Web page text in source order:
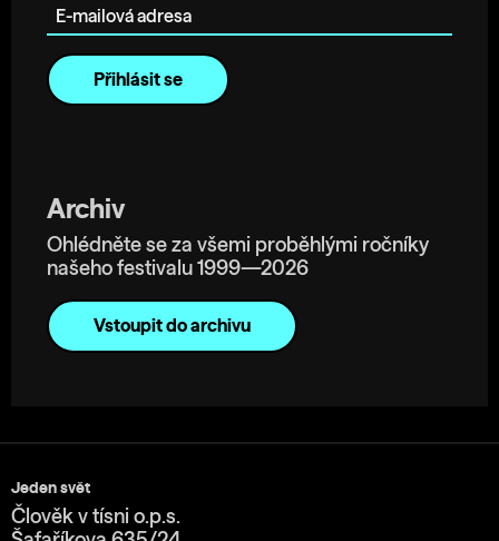
Archiv
Ohlédněte se za všemi proběhlými ročníky
našeho festivalu 1999—2026
Vstoupit do archivu
Jeden svět
Člověk v tísni o.p.s.